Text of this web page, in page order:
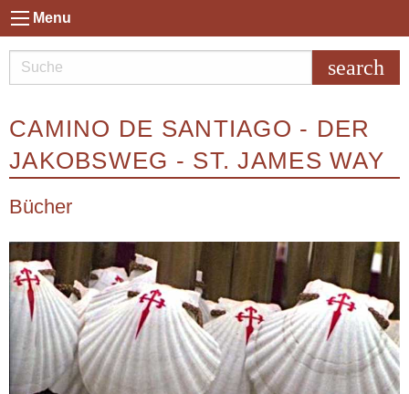
Menu
search
CAMINO DE SANTIAGO - DER
JAKOBSWEG - ST. JAMES WAY
Bücher